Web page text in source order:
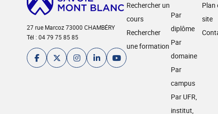
27 rue Marcoz 73000 CHAMBÉRY
Tél : 04 79 75 85 85
Rechercher un
cours
Rechercher
une formation
Par
diplôme
Par
domaine
Par
campus
Par UFR,
institut,
Plan
site